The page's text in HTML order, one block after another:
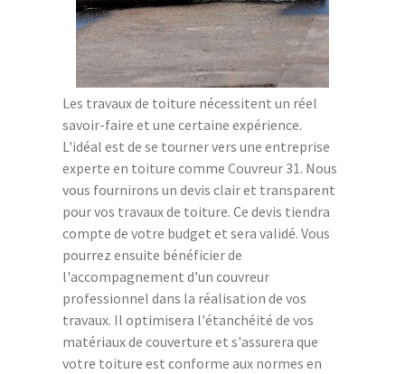
Les travaux de toiture nécessitent un réel
savoir-faire et une certaine expérience.
L'idéal est de se tourner vers une entreprise
experte en toiture comme Couvreur 31. Nous
vous fournirons un devis clair et transparent
pour vos travaux de toiture. Ce devis tiendra
compte de votre budget et sera validé. Vous
pourrez ensuite bénéficier de
l'accompagnement d'un couvreur
professionnel dans la réalisation de vos
travaux. Il optimisera l'étanchéité de vos
matériaux de couverture et s'assurera que
votre toiture est conforme aux normes en